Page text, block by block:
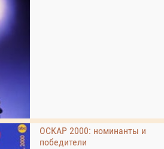
ОСКАР 2000: номинанты и
победители